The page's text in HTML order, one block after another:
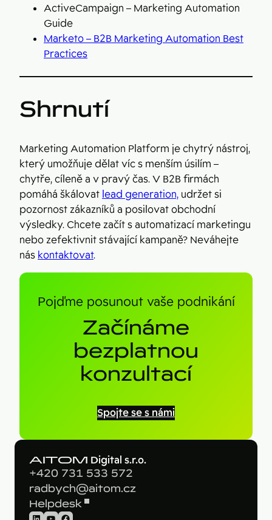
ActiveCampaign – Marketing Automation
Guide
Marketo – B2B Marketing Automation Best
Practices
Shrnutí
Marketing Automation Platform je chytrý nástroj,
který umožňuje dělat víc s menším úsilím –
chytře, cíleně a v pravý čas. V B2B firmách
pomáhá škálovat lead generation, udržet si
pozornost zákazníků a posilovat obchodní
výsledky. Chcete začít s automatizací marketingu
nebo zefektivnit stávající kampaně? Neváhejte
nás kontaktovat.
Pojďme posunout vaše podnikání
Začínáme
bezplatnou
konzultací
Spojte se s námi
AITOM Digital s.r.o.
+420 731 533 572
radbych@aitom.cz
Helpdesk